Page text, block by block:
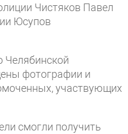
Чистяков Павел
Юсупов
Челябинской
фотографии и
участвующих
смогли получить